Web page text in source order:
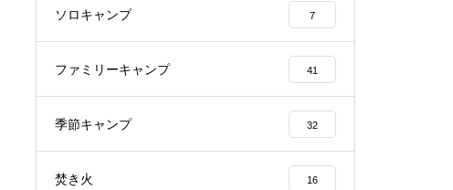
ソロキャンプ 7
ファミリーキャンプ 41
季節キャンプ 32
焚き火 16